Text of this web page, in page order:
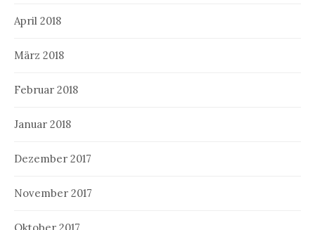
April 2018
März 2018
Februar 2018
Januar 2018
Dezember 2017
November 2017